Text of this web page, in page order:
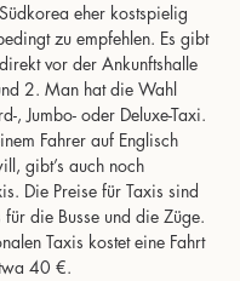
eher kostspielig
zu empfehlen. Es gibt
vor der Ankunftshalle
2. Man hat die Wahl
, Jumbo- oder Deluxe-Taxi.
Fahrer auf Englisch
gibt’s auch noch
Die Preise für Taxis sind
die Busse und die Züge.
Taxis kostet eine Fahrt
40 €.